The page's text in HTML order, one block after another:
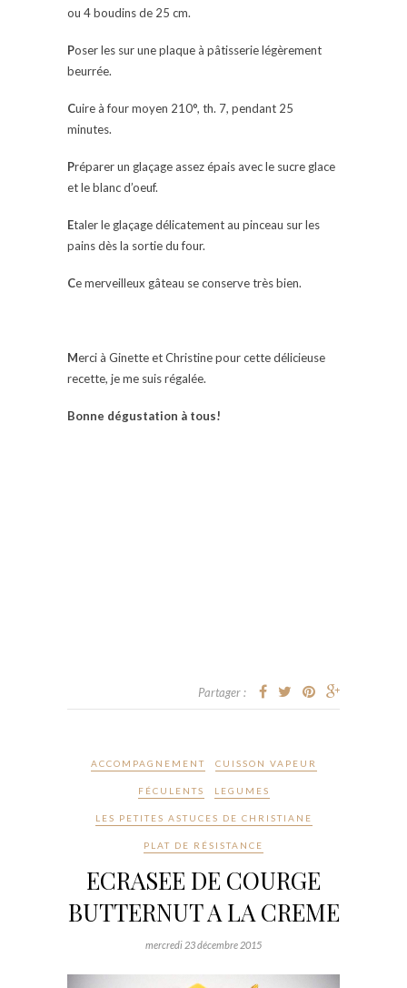
ou 4 boudins de 25 cm.
Poser les sur une plaque à pâtisserie légèrement
beurrée.
Cuire à four moyen 210°, th. 7, pendant 25
minutes.
Préparer un glaçage assez épais avec le sucre glace
et le blanc d’oeuf.
Etaler le glaçage délicatement au pinceau sur les
pains dès la sortie du four.
Ce merveilleux gâteau se conserve très bien.
Merci à Ginette et Christine pour cette délicieuse
recette, je me suis régalée.
Bonne dégustation à tous!
Partager :
ACCOMPAGNEMENT CUISSON VAPEUR
FÉCULENTS LEGUMES
LES PETITES ASTUCES DE CHRISTIANE
PLAT DE RÉSISTANCE
ECRASEE DE COURGE
BUTTERNUT A LA CREME
mercredi 23 décembre 2015